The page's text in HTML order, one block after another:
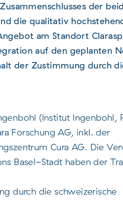
der
die qualitativ
am Standort
auf den geplanten
der Zustimmung durch
(Institut Ingenbohl,
Forschung AG, inkl. der
Cura AG. Die
Basel-Stadt haben der
durch die schweizerische